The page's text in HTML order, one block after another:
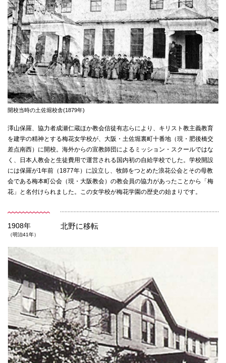
入試情報
交通アクセス
代表
072-643-6221
入試広報部
072-643-6566
お問い合わせ 交通アクセス サイトマップ
BCCS 梅花メール 入学前プログラム
開校当時の土佐堀校舎(1879年)
澤山保羅、協力者成瀬仁蔵ほか教会信徒有志らにより、キリスト教主義教育
を建学の精神とする梅花女学校が、大阪・土佐堀裏町十番地（現・肥後橋交
差点南西）に開校。海外からの宣教師団によるミッション・スクールではな
く、日本人教会と生徒費用で運営される国内初の自給学校でした。学校開設
には保羅が1年前（1877年）に設立し、牧師をつとめた浪花公会とその母教
会である梅本町公会（現・大阪教会）の教会員の協力があったことから「梅
花」と名付けられました。この女学校が梅花学園の歴史の始まりです。
1908年
（明治41年）
北野に移転